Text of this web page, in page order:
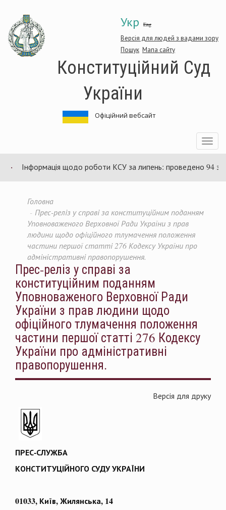
основного
матеріалу
Укр Eng
Версія для людей з вадами зору
Пошук Мапа сайту
Конституційний Суд
України
Офіційний вебсайт
Toggle
Інформація щодо роботи КСУ за липень: проведено 94
Головна
Прес-реліз у справі за конституційним поданням
Уповноваженого Верховної Ради України з прав
людини щодо офіційного тлумачення положення
частини першої статті 276 Кодексу України про
адміністративні правопорушення.
Прес-реліз у справі за
конституційним поданням
Уповноваженого Верховної Ради
України з прав людини щодо
офіційного тлумачення положення
частини першої статті 276 Кодексу
України про адміністративні
правопорушення.
Версія для друку
ПРЕС-СЛУЖБА
КОНСТИТУЦІЙНОГО СУДУ УКРАЇНИ
01033, Київ, Жилянська, 14